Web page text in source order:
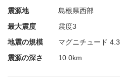
震源地
島根県西部
最大震度
震度3
地震の規模
マグニチュード 4.3
震源の深さ
10.0km